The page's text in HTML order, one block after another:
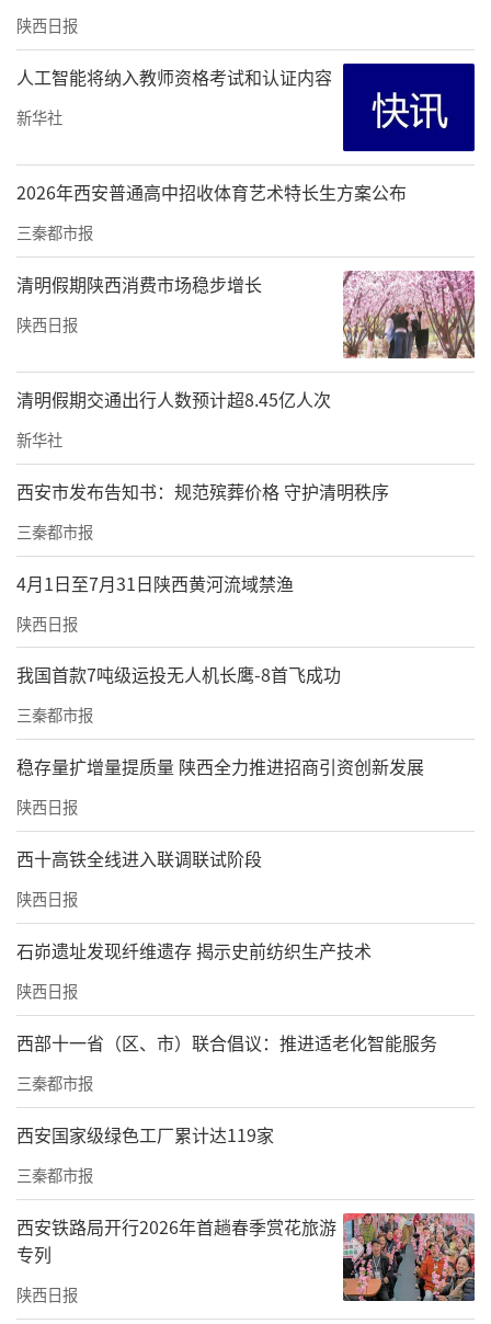
陕西日报
人工智能将纳入教师资格考试和认证内容
新华社
2026年西安普通高中招收体育艺术特长生方案公布
三秦都市报
清明假期陕西消费市场稳步增长
陕西日报
清明假期交通出行人数预计超8.45亿人次
新华社
西安市发布告知书：规范殡葬价格 守护清明秩序
三秦都市报
4月1日至7月31日陕西黄河流域禁渔
陕西日报
我国首款7吨级运投无人机长鹰-8首飞成功
三秦都市报
稳存量扩增量提质量 陕西全力推进招商引资创新发展
陕西日报
西十高铁全线进入联调联试阶段
陕西日报
石峁遗址发现纤维遗存 揭示史前纺织生产技术
陕西日报
西部十一省（区、市）联合倡议：推进适老化智能服务
三秦都市报
西安国家级绿色工厂累计达119家
三秦都市报
西安铁路局开行2026年首趟春季赏花旅游
专列
陕西日报